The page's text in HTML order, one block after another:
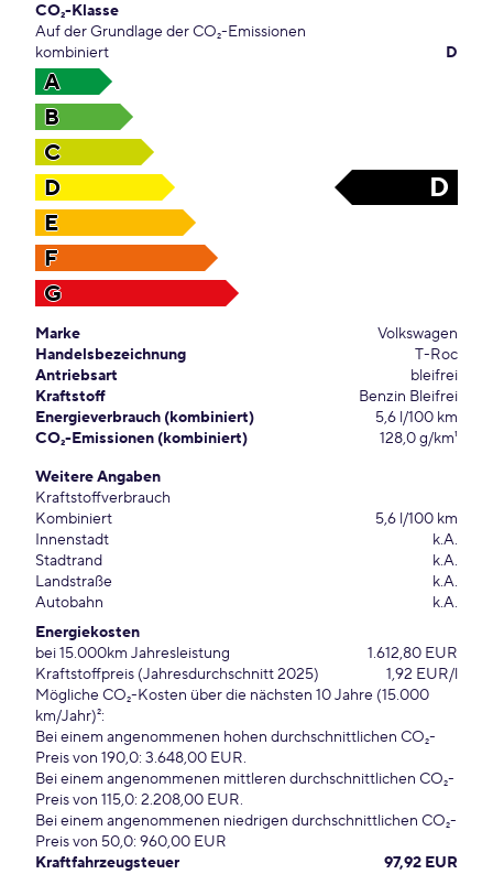
CO₂-Klasse
Auf der Grundlage der CO₂-Emissionen
kombiniert
D
A
B
C
D
D
E
F
G
Marke
Volkswagen
Handelsbezeichnung
T-Roc
Antriebsart
bleifrei
Kraftstoff
Benzin Bleifrei
Energieverbrauch (kombiniert)
5,6 l/100 km
CO₂-Emissionen (kombiniert)
128,0 g/km¹
Weitere Angaben
Kraftstoffverbrauch
Kombiniert
5,6 l/100 km
Innenstadt
k.A.
Stadtrand
k.A.
Landstraße
k.A.
Autobahn
k.A.
Energiekosten
bei 15.000km Jahresleistung
1.612,80 EUR
Kraftstoffpreis (Jahresdurchschnitt 2025)
1,92 EUR/l
Mögliche CO₂-Kosten über die nächsten 10 Jahre (15.000
km/Jahr)²:
Bei einem angenommenen hohen durchschnittlichen CO₂-
Preis von 190,0: 3.648,00 EUR.
Bei einem angenommenen mittleren durchschnittlichen CO₂-
Preis von 115,0: 2.208,00 EUR.
Bei einem angenommenen niedrigen durchschnittlichen CO₂-
Preis von 50,0: 960,00 EUR
Kraftfahrzeugsteuer
97,92 EUR